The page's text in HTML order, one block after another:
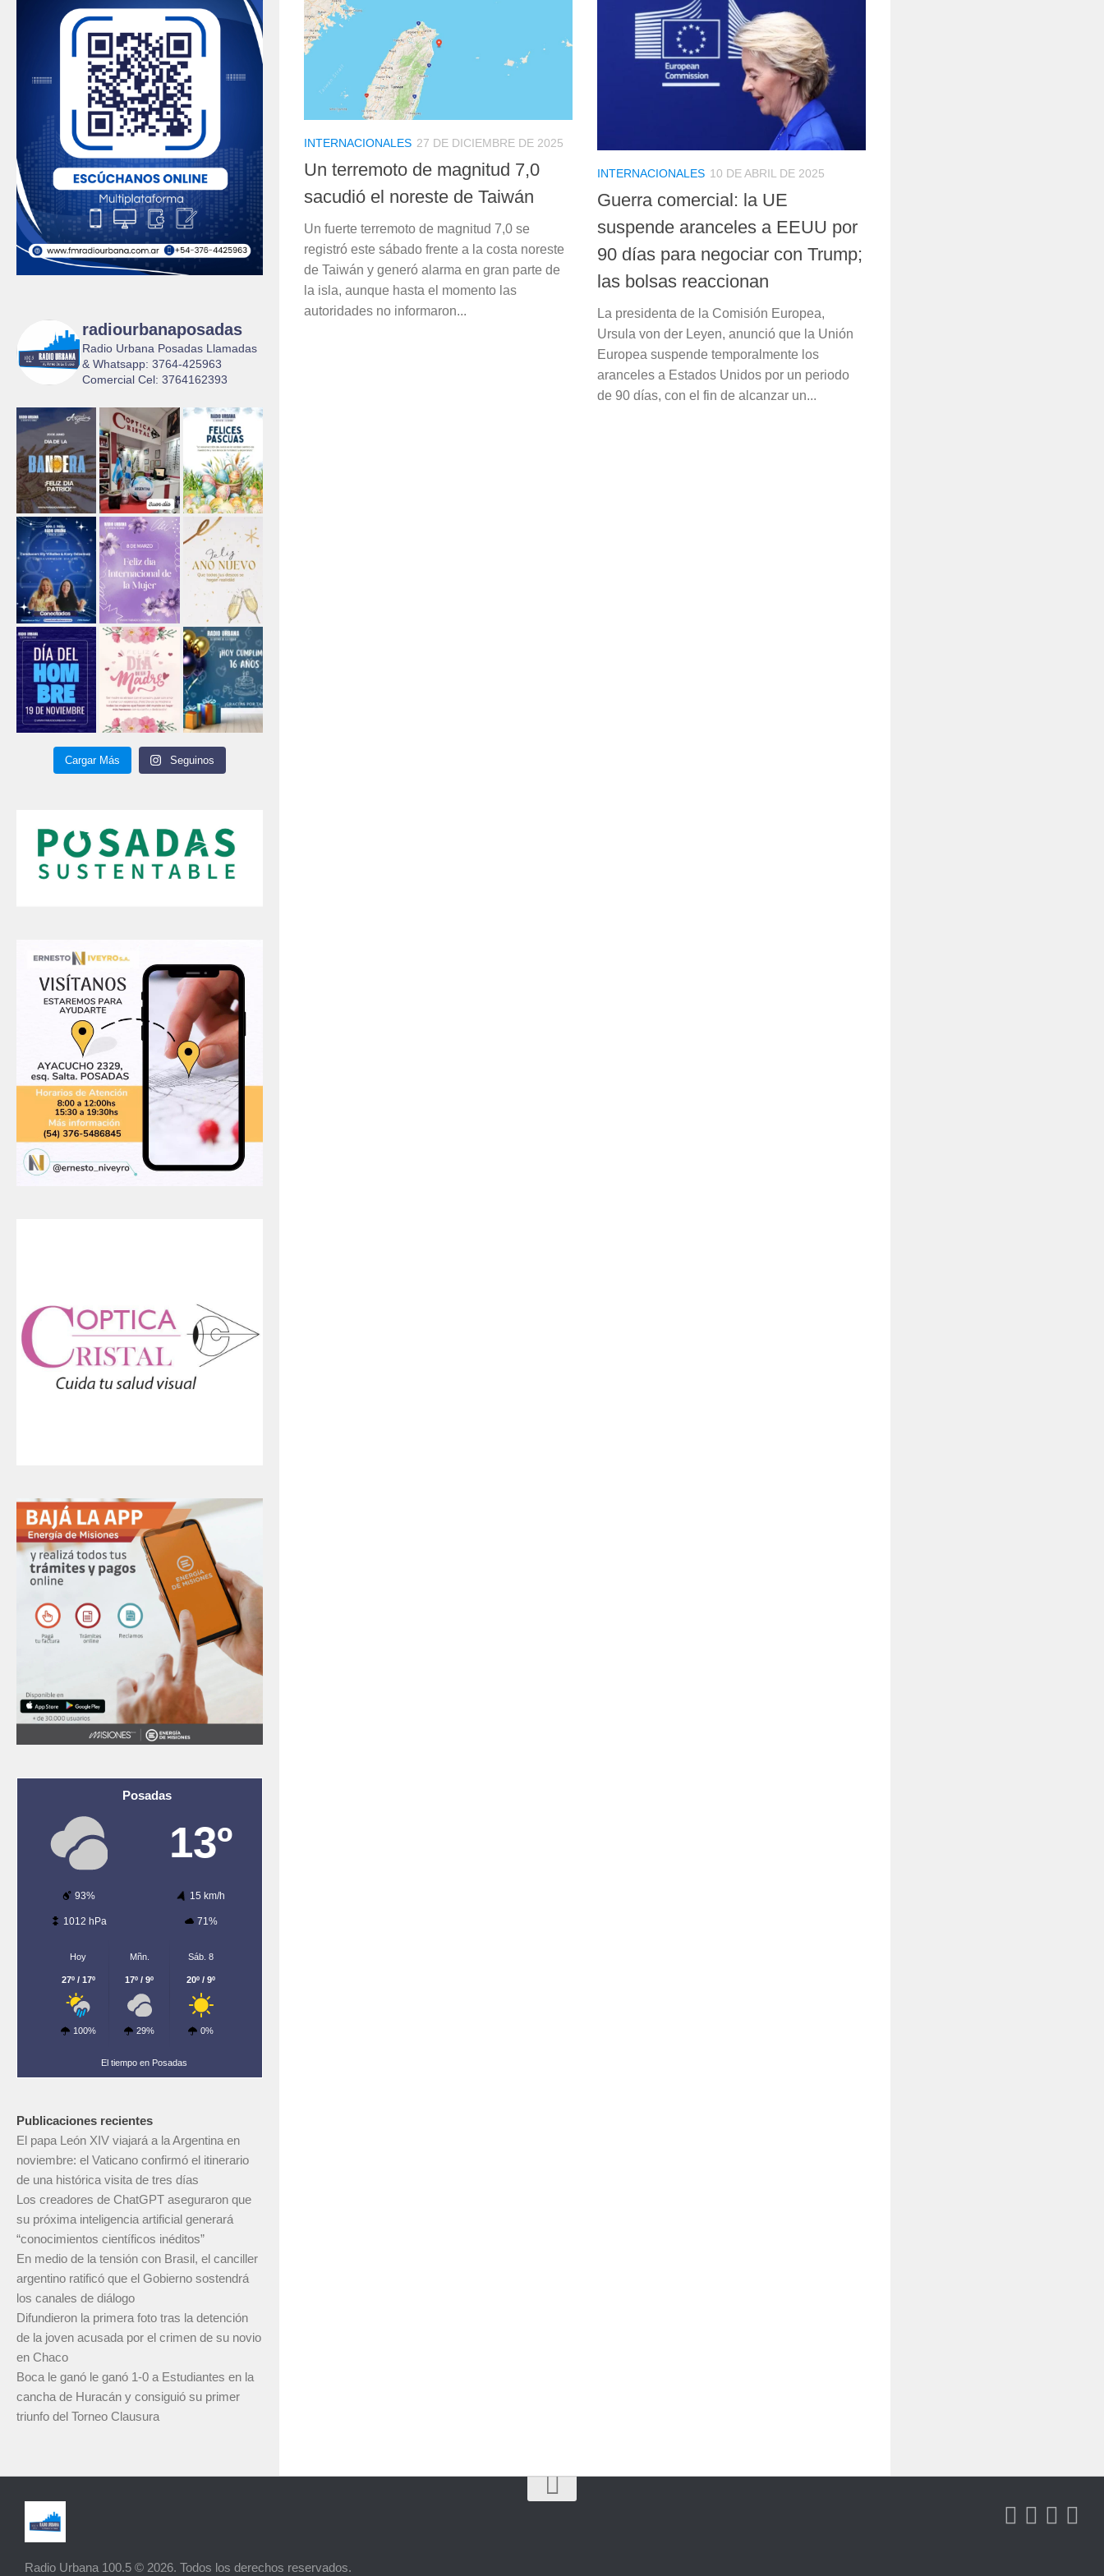
INTERNACIONALES 27 DE DICIEMBRE DE 2025
Un terremoto de magnitud 7,0
sacudió el noreste de Taiwán
Un fuerte terremoto de magnitud 7,0 se
registró este sábado frente a la costa noreste
de Taiwán y generó alarma en gran parte de
la isla, aunque hasta el momento las
autoridades no informaron...
INTERNACIONALES 10 DE ABRIL DE 2025
Guerra comercial: la UE
suspende aranceles a EEUU por
90 días para negociar con Trump;
las bolsas reaccionan
La presidenta de la Comisión Europea,
Ursula von der Leyen, anunció que la Unión
Europea suspende temporalmente los
aranceles a Estados Unidos por un periodo
de 90 días, con el fin de alcanzar un...
radiourbanaposadas
Radio Urbana Posadas Llamadas
& Whatsapp: 3764-425963
Comercial Cel: 3764162393
Cargar Más Seguinos
Posadas
13º
93% 15 km/h
1012 hPa 71%
Hoy
27º / 17º
100%
Mñn.
17º / 9º
29%
Sáb. 8
20º / 9º
0%
El tiempo en Posadas
Publicaciones recientes
El papa León XIV viajará a la Argentina en
noviembre: el Vaticano confirmó el itinerario
de una histórica visita de tres días
Los creadores de ChatGPT aseguraron que
su próxima inteligencia artificial generará
“conocimientos científicos inéditos”
En medio de la tensión con Brasil, el canciller
argentino ratificó que el Gobierno sostendrá
los canales de diálogo
Difundieron la primera foto tras la detención
de la joven acusada por el crimen de su novio
en Chaco
Boca le ganó le ganó 1-0 a Estudiantes en la
cancha de Huracán y consiguió su primer
triunfo del Torneo Clausura
Radio Urbana 100.5 © 2026. Todos los derechos reservados.